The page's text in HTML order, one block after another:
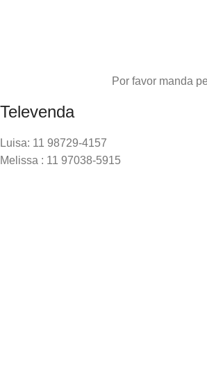
Por favor manda
Televenda
Luisa: 11 98729-4157
Melissa : 11 97038-5915